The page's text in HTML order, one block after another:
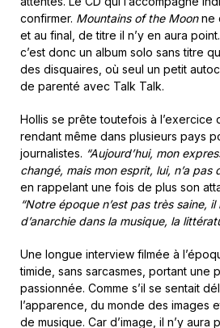
confirmer. Mountains of the Moonne
et au final, de titre il n’y en aura
c’est donc un album solo sans titre
des disquaires, où seul un petit
de parenté avec Talk Talk.
Hollis se prête toutefois à l’exercice
rendant même dans plusieurs pays
journalistes. “Aujourd’hui, mon
changé, mais mon esprit, lui, n’a pas
en rappelant une fois de plus son
“Notre époque n’est pas très saine, il
d’anarchie dans la musique, la
Une longue interview filmée à
timide, sans sarcasmes, portant une
passionnée. Comme s’il se sentait
l’apparence, du monde des images
de musique. Car d’image, il n’y aura